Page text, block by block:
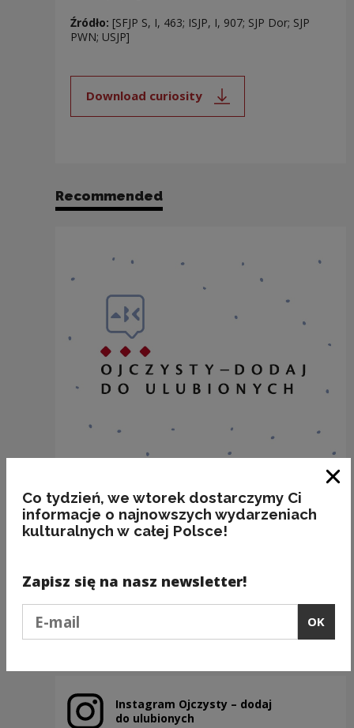
Źródło: [SFJP S, I, 463; ISJP, I, 907; SJP Dor; SJP
PWN; USJP]
Download curiosity
Note, the link will open in a new
Recommended
A ja chcę TĘ!
Kategorie: fleksja, poprawność
Previous slide
Instagram Ojczysty – dodaj
do ulubionych
Note, the link will open in a new window
Co tydzień, we wtorek dostarczymy Ci
informacje o najnowszych wydarzeniach
kulturalnych w całej Polsce!
Zapisz się na nasz newsletter!
OK